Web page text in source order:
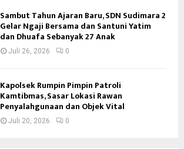
Sambut Tahun Ajaran Baru, SDN Sudimara 2
Gelar Ngaji Bersama dan Santuni Yatim
dan Dhuafa Sebanyak 27 Anak
Juli 26, 2026 0
Kapolsek Rumpin Pimpin Patroli
Kamtibmas, Sasar Lokasi Rawan
Penyalahgunaan dan Objek Vital
Juli 20, 2026 0